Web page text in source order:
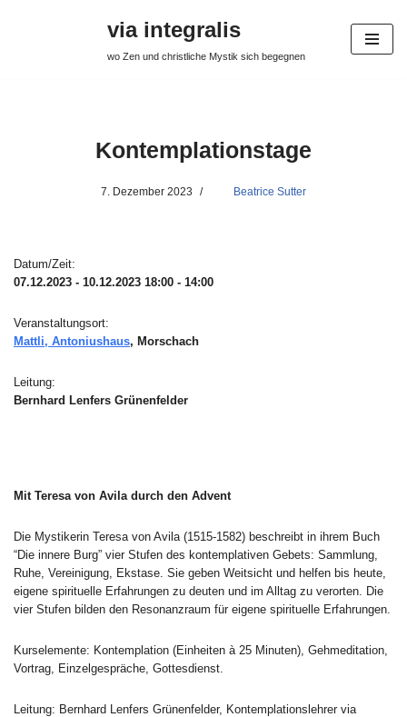
via integralis
wo Zen und christliche Mystik sich begegnen
Kontemplationstage
7. Dezember 2023 Beatrice Sutter
Datum/Zeit:
07.12.2023 - 10.12.2023 18:00 - 14:00
Veranstaltungsort:
Mattli, Antoniushaus, Morschach
Leitung:
Bernhard Lenfers Grünenfelder
Mit Teresa von Avila durch den Advent
Die Mystikerin Teresa von Avila (1515-1582) beschreibt in ihrem Buch
“Die innere Burg” vier Stufen des kontemplativen Gebets: Sammlung,
Ruhe, Vereinigung, Ekstase. Sie geben Weitsicht und helfen bis heute,
eigene spirituelle Erfahrungen zu deuten und im Alltag zu verorten. Die
vier Stufen bilden den Resonanzraum für eigene spirituelle Erfahrungen.
Kurselemente: Kontemplation (Einheiten à 25 Minuten), Gehmeditation,
Vortrag, Einzelgespräche, Gottesdienst.
Leitung: Bernhard Lenfers Grünenfelder, Kontemplationslehrer via